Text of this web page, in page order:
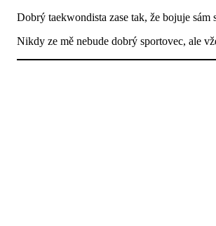
Dobrý taekwondista zase tak, že bojuje sám
Nikdy ze mě nebude dobrý sportovec, ale